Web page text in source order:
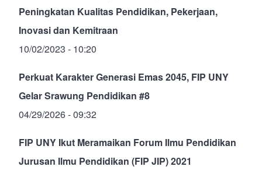
Peningkatan Kualitas Pendidikan, Pekerjaan,
Inovasi dan Kemitraan
10/02/2023 - 10:20
Perkuat Karakter Generasi Emas 2045, FIP UNY
Gelar Srawung Pendidikan #8
04/29/2026 - 09:32
FIP UNY Ikut Meramaikan Forum Ilmu Pendidikan
Jurusan Ilmu Pendidikan (FIP JIP) 2021